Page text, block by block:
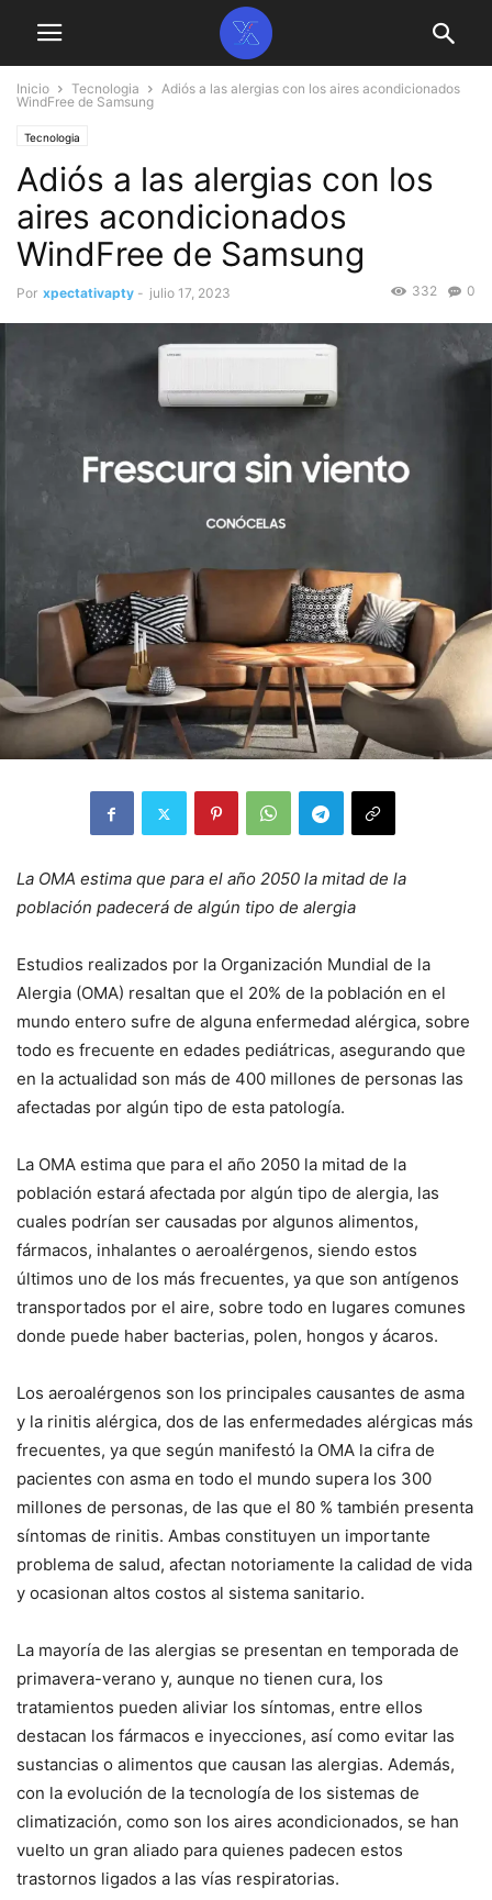
Inicio Tecnologia
Adiós a las alergias con los aires acondicionados
WindFree de Samsung
Tecnologia
Adiós a las alergias con los
aires acondicionados
WindFree de Samsung
Por xpectativapty - julio 17, 2023 0
332
La OMA estima que para el año 2050 la mitad de la
población padecerá de algún tipo de alergia
Estudios realizados por la Organización Mundial de la
Alergia (OMA) resaltan que el 20% de la población en el
mundo entero sufre de alguna enfermedad alérgica, sobre
todo es frecuente en edades pediátricas, asegurando que
en la actualidad son más de 400 millones de personas las
afectadas por algún tipo de esta patología.
La OMA estima que para el año 2050 la mitad de la
población estará afectada por algún tipo de alergia, las
cuales podrían ser causadas por algunos alimentos,
fármacos, inhalantes o aeroalérgenos, siendo estos
últimos uno de los más frecuentes, ya que son antígenos
transportados por el aire, sobre todo en lugares comunes
donde puede haber bacterias, polen, hongos y ácaros.
Los aeroalérgenos son los principales causantes de asma
y la rinitis alérgica, dos de las enfermedades alérgicas más
frecuentes, ya que según manifestó la OMA la cifra de
pacientes con asma en todo el mundo supera los 300
millones de personas, de las que el 80 % también presenta
síntomas de rinitis. Ambas constituyen un importante
problema de salud, afectan notoriamente la calidad de vida
y ocasionan altos costos al sistema sanitario.
La mayoría de las alergias se presentan en temporada de
primavera-verano y, aunque no tienen cura, los
tratamientos pueden aliviar los síntomas, entre ellos
destacan los fármacos e inyecciones, así como evitar las
sustancias o alimentos que causan las alergias. Además,
con la evolución de la tecnología de los sistemas de
climatización, como son los aires acondicionados, se han
vuelto un gran aliado para quienes padecen estos
trastornos ligados a las vías respiratorias.